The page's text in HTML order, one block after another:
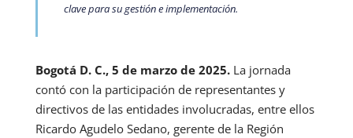
clave para su gestión e implementación.
Bogotá D. C., 5 de marzo de 2025.La jornada
contó con la participación de representantes y
directivos de las entidades involucradas, entre ellos
Ricardo Agudelo Sedano, gerente de la Región